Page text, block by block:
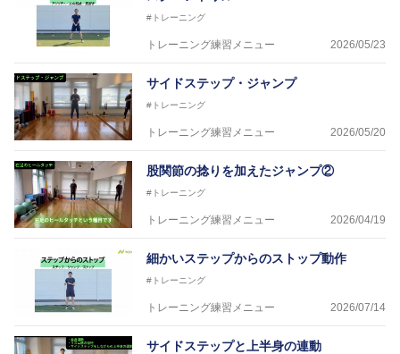
ている。#トレーニング
トレーニング練習メニュー 2026/05/23
サイドステップ・ジャンプ
#トレーニング
トレーニング練習メニュー 2026/05/20
股関節の捻りを加えたジャンプ②
#トレーニング
トレーニング練習メニュー 2026/04/19
細かいステップからのストップ動作
#トレーニング
トレーニング練習メニュー 2026/07/14
サイドステップと上半身の連動